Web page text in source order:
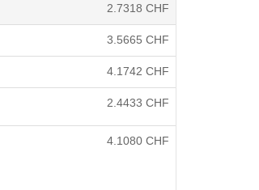
2.7318 CHF
3.5665 CHF
4.1742 CHF
2.4433 CHF
4.1080 CHF